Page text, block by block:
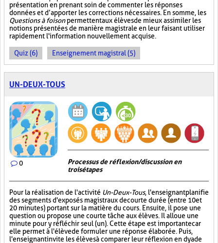
présentation en prenant soin de commenter les réponses
données et d’apporter les corrections nécessaires. En somme, les
Questions à foisonpermettent aux élèves de mieux assimiler les
notions présentées de manière magistrale en leur faisant utiliser
rapidement l'information nouvellement acquise.
Quiz (6) Enseignement magistral (5)
UN-DEUX-TOUS
0
Processus de réflexion/discussion en
trois étapes
Pour la réalisation de l'activité Un-Deux-Tous, l'enseignant planifie
des segments d'exposés magistraux de courte durée (entre 10 et
20 minutes) portant sur la matière du cours. Ensuite, il pose une
question ou propose une courte tâche aux élèves. Il alloue une
minute pour y réfléchir seul (un). Cette étape est importante car
elle permet à l'élève de formuler une réponse élaborée. Puis,
l'enseignant invite les élèves à comparer leur réflexion en dyade